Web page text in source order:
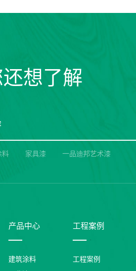
想了解
料 家具漆 一品迪邦艺术漆
产品中心
建筑涂料
工程案例
工程案例